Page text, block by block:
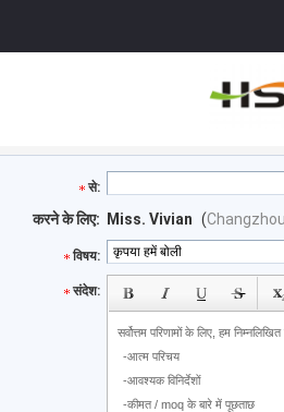
से:
करने के लिए: Miss. Vivian (
विषय:
संदेश: